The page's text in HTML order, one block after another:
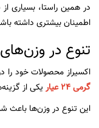
در همین راستا، بسیاری از
اطمینان بیشتری داشته
تنوع در
اکسیراز محصولات خود را
گرمی 24 عیار
یکی از
این تنوع در وزن‌ها باعث